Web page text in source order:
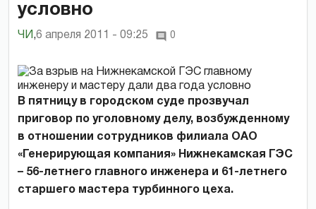
условно
ЧИ ,6 апреля 2011 - 09:25 0
В пятницу в городском суде прозвучал
приговор по уголовному делу, возбужденному
в отношении сотрудников филиала ОАО
«Генерирующая компания» Нижнекамская ГЭС
– 56-летнего главного инженера и 61-летнего
старшего мастера турбинного цеха.